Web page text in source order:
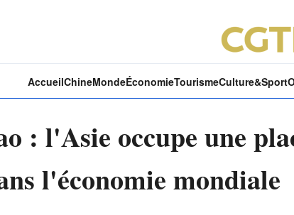
AccueilChineMondeÉconomieTourismeCulture&Sport
: l'Asie occupe une
l'économie mondiale